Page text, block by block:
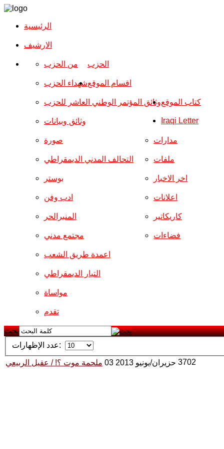
الرئيسية
الارشیف
الحزب من الحزب
شهداء الحزب
وثائق المؤتمر الوطني العاشر للحزب
وثائق وبيانات
اقسام الموقع
صورة
التحالف المدني الديمقراطي
بوستر
ادب وفن
المنبرالحر
مجتمع مدني
مدارات
ملفات
اخر الاخبار
اعلانات
كاريكاتير
فضاءات
اعمدة طريق الشعب
التيار الديمقراطي
مواساة
تقدم
كتاب الموقع
Iraqi Letter
بحث
عدد الإظهارات:
ملحمة موت ؟! / عقيل الربيعي 03 حزيران/يونيو 2013 3702